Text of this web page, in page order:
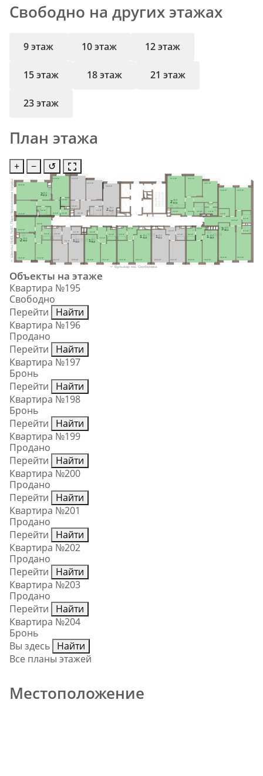
Свободно на других этажах
9 этаж 10 этаж 12 этаж
15 этаж 18 этаж 21 этаж
23 этаж
План этажа
+ − ↺
18,8 м²
12,3 м²
9,1 м²
13,8 м²
4,4 м²
3,0 м²
2 26,1
61,4
14,9 м²
2,8 м²
22,8 м²
11,4 м² 2,5 м²
4,2 м²
8,4 м²
226,3
67,0
9,6 м²
18,6 м² 11,2 м²
11,2 м²
4,4 м²
2 22,4
55,0
12,2 м²
4,4 м²
2,7 м²
5,1 м²
15,5 м²
112,2
39,9
4,2 м²
2,5 м²
5,4 м²
15,4 м² 12,1 м²
112,1
39,6
4,1 м²
20,1 м²
13,1 м²
4,5 м² 1 13,1
41,8
4,4 м²
13,1 м²
4,5 м²
20,4 м²
113,1
42,1
3,9 м²
18,0 м²
12,8 м²
4,2 м² 1 12,8
38,9
23,2 м² 16,4 м²
13,5 м²
12,9 м²
2,7 м²
14,6 м²
3,0 м²
4,1 м²
3 44,5
90,4
21,4 м²
13,1 м²
13,7 м²
3,6 м²
2,1 м²
4,6 м²
5,8 м²
3,2 м²
2 26,8
67,5
Бульвар им. Скобелева
Школы №63, №67, Парк Черезовские пруды
Объекты на этаже
Квартира №195
Свободно
Перейти
Найти
Квартира №196
Продано
Перейти
Найти
Квартира №197
Бронь
Перейти
Найти
Квартира №198
Бронь
Перейти
Найти
Квартира №199
Продано
Перейти
Найти
Квартира №200
Продано
Перейти
Найти
Квартира №201
Продано
Перейти
Найти
Квартира №202
Продано
Перейти
Найти
Квартира №203
Продано
Перейти
Найти
Квартира №204
Бронь
Вы здесь Найти
Все планы этажей
Местоположение